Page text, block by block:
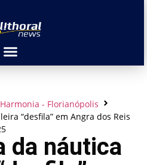
- Florianópolis
“desfila” em Angra dos Reis
da náutica